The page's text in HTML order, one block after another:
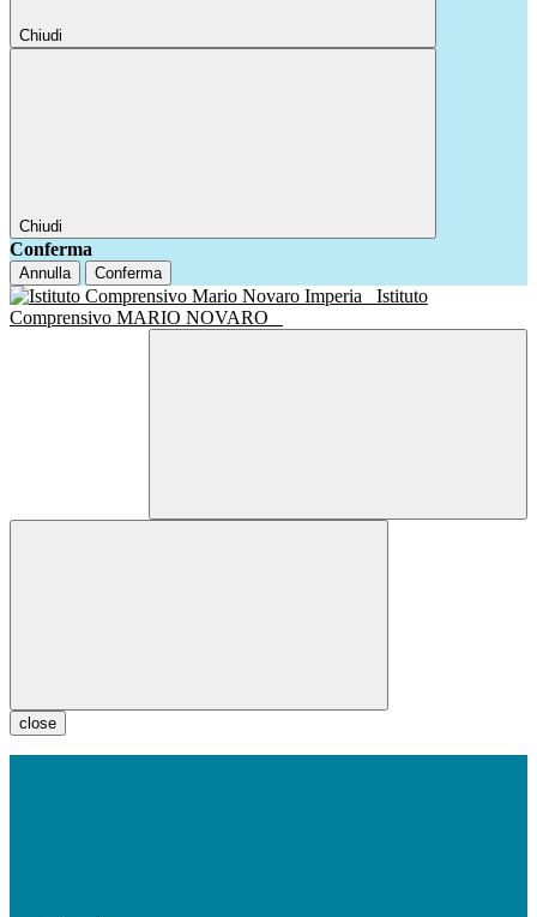
Chiudi
Chiudi
Conferma
Annulla Conferma
Istituto
Comprensivo MARIO NOVARO
close